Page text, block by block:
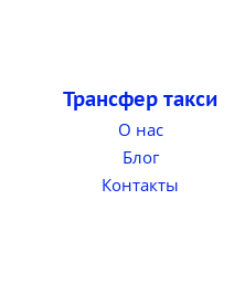
Трансфер такси
О нас
Блог
Контакты